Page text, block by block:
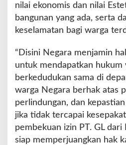
nilai ekonomis dan nilai
bangunan yang ada, serta
keselamatan bagi warga
“Disini Negara menjamin
untuk mendapatkan hukum
berkedudukan sama di
warga Negara berhak atas
perlindungan, dan
jika tidak tercapai
pembekuan izin PT. GL
siap memperjuangkan hak